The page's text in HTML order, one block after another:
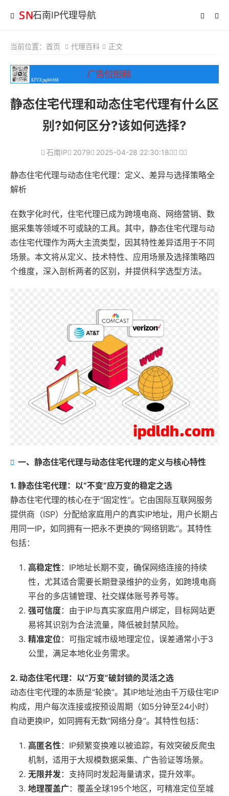
石南IP代理导航
当前位置： 首页 代理百科 正文
静态住宅代理和动态住宅代理有什么区
别?如何区分?该如何选择?
石南IP 2079 2025-04-28 22:30:18
静态住宅代理与动态住宅代理：定义、差异与选择策略全
解析
在数字化时代，住宅代理已成为跨境电商、网络营销、数
据采集等领域不可或缺的工具。其中，静态住宅代理与动
态住宅代理作为两大主流类型，因其特性差异适用于不同
场景。本文将从定义、技术特性、应用场景及选择策略四
个维度，深入剖析两者的区别，并提供科学选型方法。
一、静态住宅代理与动态住宅代理的定义与核心特性
1. 静态住宅代理：以“不变”应万变的稳定之选
静态住宅代理的核心在于“固定性”。它由国际互联网服务
提供商（ISP）分配给家庭用户的真实IP地址，用户长期占
用同一IP，如同拥有一把永不更换的“网络钥匙”。其特性
包括：
高稳定性：IP地址长期不变，确保网络连接的持续
性，尤其适合需要长期登录维护的业务，如跨境电商
平台的多店铺管理、社交媒体账号养号等。
强可信度：由于IP与真实家庭用户绑定，目标网站更
易将其识别为合法流量，降低被封禁风险。
精准定位：可指定城市级地理定位，误差通常小于3
公里，满足本地化业务需求。
2. 动态住宅代理：以“万变”破封锁的灵活之选
动态住宅代理的本质是“轮换”。其IP地址池由千万级住宅IP
构成，用户每次连接或按预设周期（如5分钟至24小时）
自动更换IP，如同拥有无数“网络分身”。其特性包括：
高匿名性：IP频繁变换难以被追踪，有效突破反爬虫
机制，适用于大规模数据采集、广告验证等场景。
无限并发：支持同时发起海量请求，提升效率。
地理覆盖广 ：覆盖全球195个地区，可精准定位至城